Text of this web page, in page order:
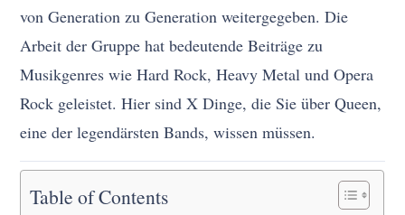
von Generation zu Generation weitergegeben. Die
Arbeit der Gruppe hat bedeutende Beiträge zu
Musikgenres wie Hard Rock, Heavy Metal und Opera
Rock geleistet. Hier sind X Dinge, die Sie über Queen,
eine der legendärsten Bands, wissen müssen.
Table of Contents